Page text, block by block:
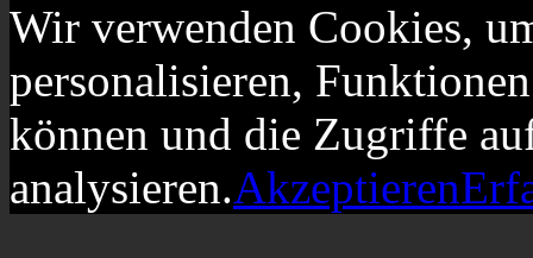
Wir verwenden Cookies,
personalisieren,
können und die Zugriffe
analysieren.Akzeptieren